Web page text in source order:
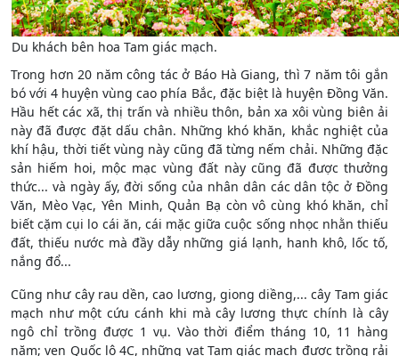
Du khách bên hoa Tam giác mạch.
Trong hơn 20 năm công tác ở Báo Hà Giang, thì 7 năm tôi gắn
bó với 4 huyện vùng cao phía Bắc, đặc biệt là huyện Đồng Văn.
Hầu hết các xã, thị trấn và nhiều thôn, bản xa xôi vùng biên ải
này đã được đặt dấu chân. Những khó khăn, khắc nghiệt của
khí hậu, thời tiết vùng này cũng đã từng nếm chải. Những đặc
sản hiếm hoi, mộc mạc vùng đất này cũng đã được thưởng
thức... và ngày ấy, đời sống của nhân dân các dân tộc ở Đồng
Văn, Mèo Vạc, Yên Minh, Quản Bạ còn vô cùng khó khăn, chỉ
biết cặm cụi lo cái ăn, cái mặc giữa cuộc sống nhọc nhằn thiếu
đất, thiếu nước mà đầy dẫy những giá lạnh, hanh khô, lốc tố,
nắng đổ...
Cũng như cây rau dền, cao lương, giong diềng,... cây Tam giác
mạch như một cứu cánh khi mà cây lương thực chính là cây
ngô chỉ trồng được 1 vụ. Vào thời điểm tháng 10, 11 hàng
năm; ven Quốc lộ 4C, những vạt Tam giác mạch được trồng rải